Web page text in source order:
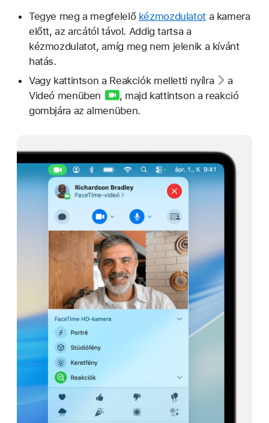
Tegye meg a megfelelő kézmozdulatota kamera
előtt, az arcától távol. Addig tartsa a
kézmozdulatot, amíg meg nem jelenik a kívánt
hatás.
Vagy kattintson a Reakciók melletti nyílra
a
Videó menüben
, majd kattintson a reakció
gombjára az almenüben.